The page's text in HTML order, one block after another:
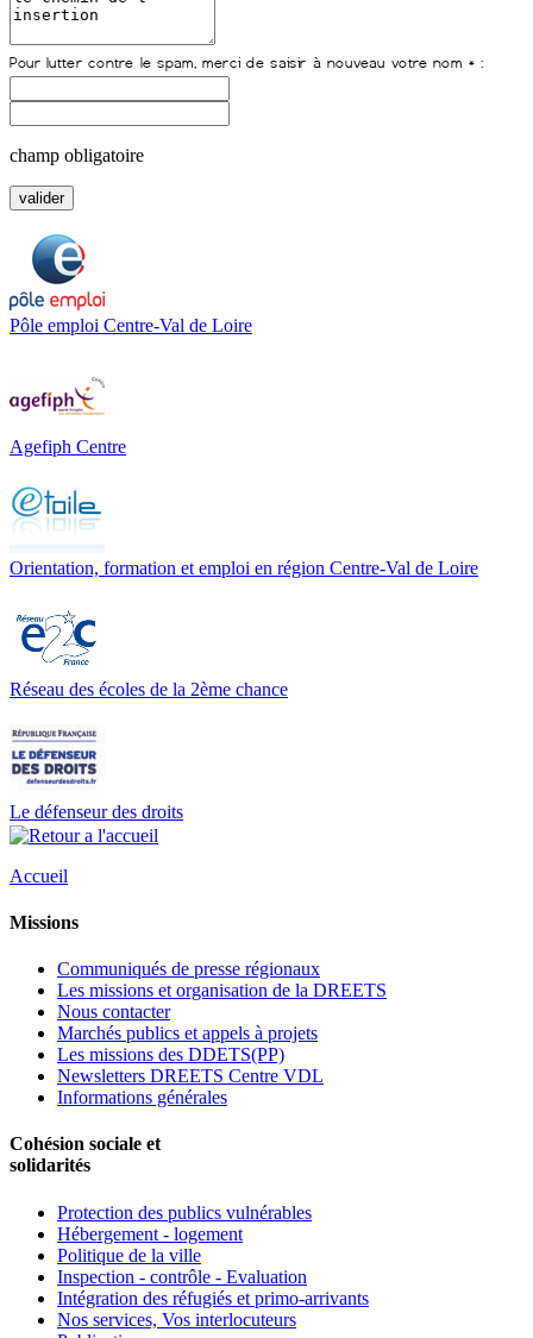
champ obligatoire
Pôle emploi Centre-Val de Loire
Agefiph Centre
Orientation, formation et emploi en région Centre-Val de Loire
Réseau des écoles de la 2ème chance
Le défenseur des droits
Accueil
Missions
Communiqués de presse régionaux
Les missions et organisation de la DREETS
Nous contacter
Marchés publics et appels à projets
Les missions des DDETS(PP)
Newsletters DREETS Centre VDL
Informations générales
Cohésion sociale et
solidarités
Protection des publics vulnérables
Hébergement - logement
Politique de la ville
Inspection - contrôle - Evaluation
Intégration des réfugiés et primo-arrivants
Nos services, Vos interlocuteurs